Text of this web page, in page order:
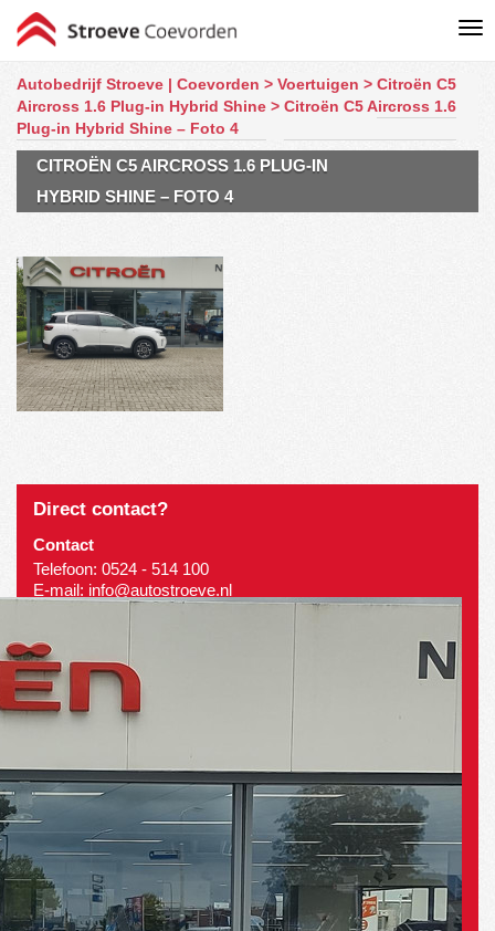
Autobedrijf Stroeve | Coevorden > Voertuigen > Citroën C5
Aircross 1.6 Plug-in Hybrid Shine > Citroën C5 Aircross 1.6
Plug-in Hybrid Shine – Foto 4
CITROËN C5 AIRCROSS 1.6 PLUG-IN
HYBRID SHINE – FOTO 4
Direct contact?
Contact
Telefoon: 0524 - 514 100
E-mail: info@autostroeve.nl